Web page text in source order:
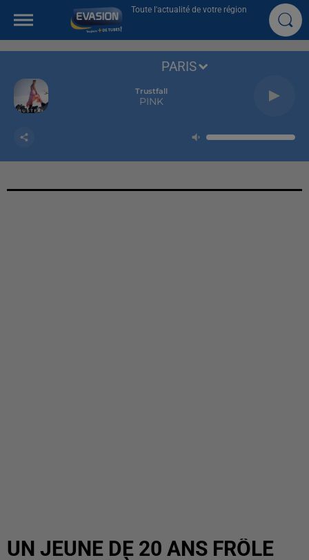
Toute l'actualité de votre région
Trustfall
PINK
PARIS
UN JEUNE DE 20 ANS FRÔLE